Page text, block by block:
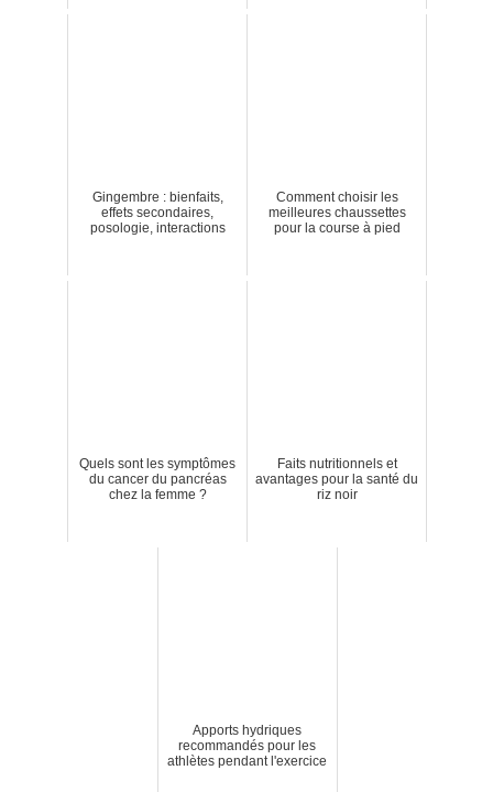
Gingembre : bienfaits,
effets secondaires,
posologie, interactions
Comment choisir les
meilleures chaussettes
pour la course à pied
Quels sont les symptômes
du cancer du pancréas
chez la femme ?
Faits nutritionnels et
avantages pour la santé du
riz noir
Apports hydriques
recommandés pour les
athlètes pendant l'exercice